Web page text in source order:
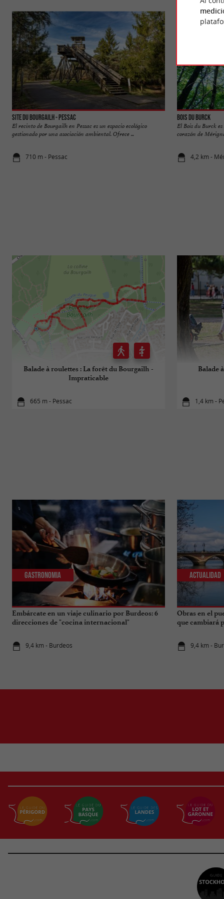
Site du Bourgailh - Pessac
El recinto de Bourgailh en Pessac es un espacio ecológico
gestionado por una asociación ambiental. Ofrece ...
710 m - Pessac
Bois du Burck
El Bois du Burck
corazón de
4,2 km -
Balade à roulettes : La forêt du Bourgailh -
Impraticable
665 m - Pessac
Balade
1,4 km -
Embárcate en un viaje culinario por Burdeos: 6
direcciones de "cocina internacional"
9,4 km - Burdeos
Gastronomia
Obras en el
que cambiará
9,4 km -
Actualidad